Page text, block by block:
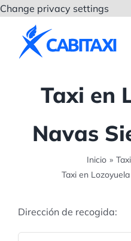
Change privacy settings
Taxi en
Navas
Inicio »
Taxi en
Dirección de recogida: